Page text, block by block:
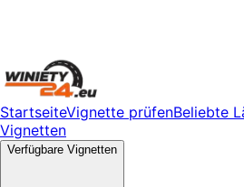
StartseiteVignette prüfenBeliebte
Vignetten
Verfügbare Vignetten